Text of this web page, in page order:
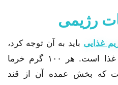
رژیمی
غذایی باید به آن توجه کرد،
میزان کالری دریافتی از هر غذا است. هر ۱۰۰ گرم خرما
که بخش عمده آن از قند